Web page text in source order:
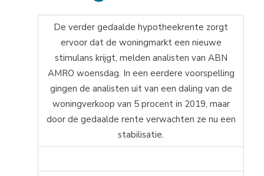
De verder gedaalde hypotheekrente zorgt
ervoor dat de woningmarkt een nieuwe
stimulans krijgt, melden analisten van ABN
AMRO woensdag. In een eerdere voorspelling
gingen de analisten uit van een daling van de
woningverkoop van 5 procent in 2019, maar
door de gedaalde rente verwachten ze nu een
stabilisatie.